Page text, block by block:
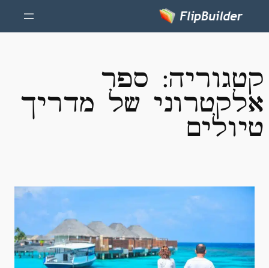
קטגוריה: ספר
אלקטרוני של מדריך
טיולים